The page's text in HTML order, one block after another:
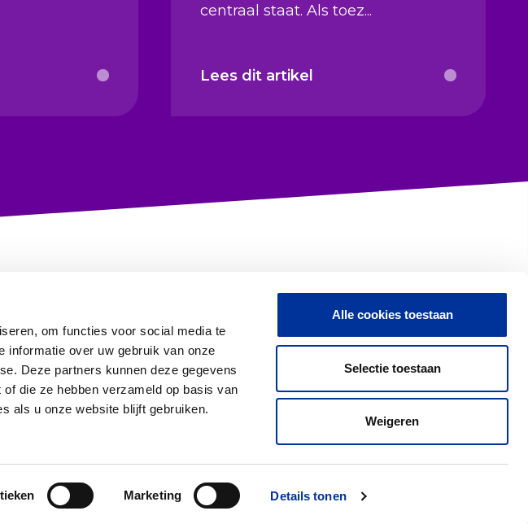
om functies voor social media te
informatie over uw gebruik van onze
Deze partners kunnen deze gegevens
die ze hebben verzameld op basis van
als u onze website blijft gebruiken.
Marketing Details tonen
Alle cookies toestaan
Selectie toestaan
Weigeren
centraal staat. Als toez...
Lees dit artikel
English Proclaimer & Privacy
130 & lid van Charity Monitoring Worldwide (CMW)